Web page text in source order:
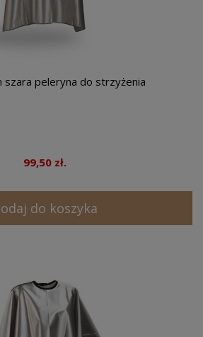
szara peleryna do strzyżenia
99,50 zł.
do koszyka